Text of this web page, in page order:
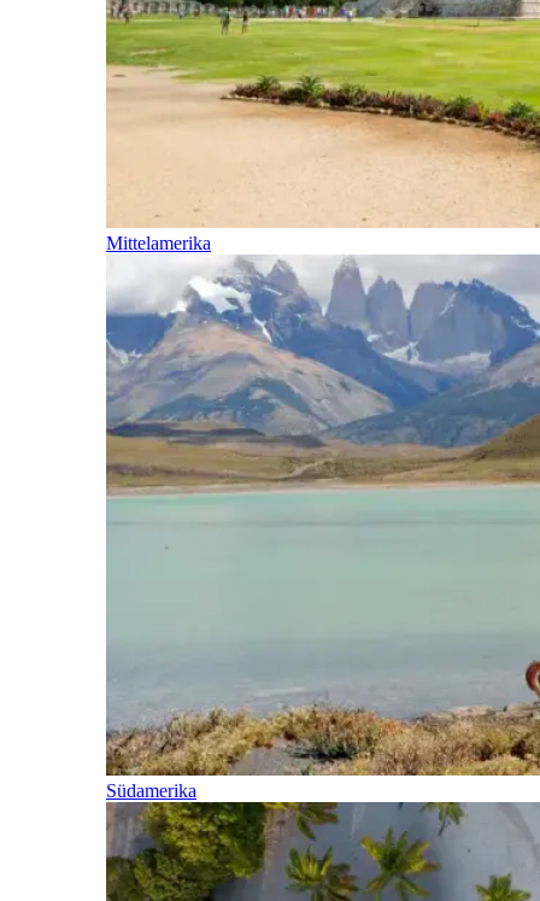
Mittelamerika
Südamerika